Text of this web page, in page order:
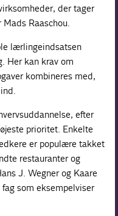
der tager
Raaschou.
lærlingeindsatsen
Her kan krav om
kombineres med,
efter
prioritet. Enkelte
er populære takket
restauranter og
J. Wegner og Kaare
som eksempelviser